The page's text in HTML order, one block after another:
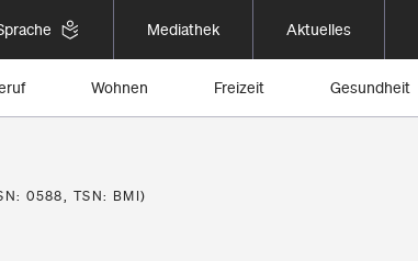
Mediathek Aktuelles
Wohnen Freizeit Gesundheit
0588, TSN: BMI)